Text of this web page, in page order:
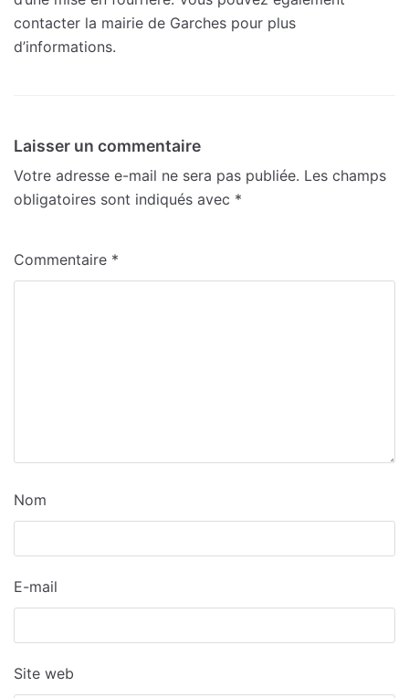
contacter la mairie de Garches pour plus
d’informations.
Laisser un commentaire
Votre adresse e-mail ne sera pas publiée. Les champs
obligatoires sont indiqués avec *
Commentaire *
Nom
E-mail
Site web